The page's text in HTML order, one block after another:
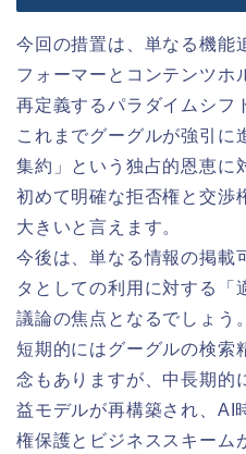
今回の措置は、単なる機能
フォーマーとコンテンツホ
再定義するパラダイムシフ
これまでグーグルが強引に
集約」という独占的恩恵に
初めて明確な拒否権と交渉
大きいと言えます。
今後は、単なる情報の掲載
タとしての利用に対する「
議論の焦点となるでしょう。
短期的にはグーグルの検索
念もありますが、中長期的
益モデルが再構築され、AI
権保護とビジネススキーム